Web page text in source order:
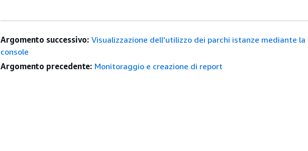
Argomento successivo: Visualizzazione dell'utilizzo dei parchi istanze mediante la
console
Argomento precedente: Monitoraggio e creazione di report